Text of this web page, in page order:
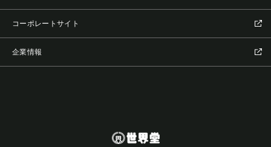
コーポレートサイト
企業情報